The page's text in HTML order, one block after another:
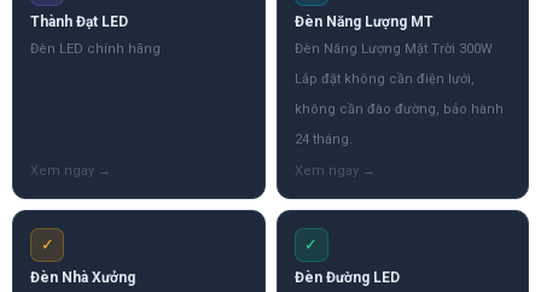
Thành Đạt LED
Đèn LED chính hãng
Đèn Năng Lượng MT
Đèn Năng Lượng Mặt Trời 300W
Lắp đặt không cần điện lưới,
không cần đào đường, bảo hành
24 tháng.
✓
Đèn Nhà Xưởng
✓
Đèn Đường LED